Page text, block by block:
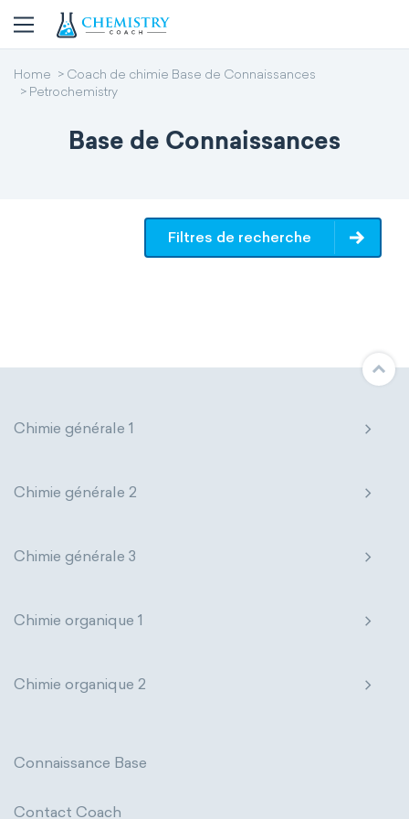
Home
Coach de chimie Base de Connaissances
Petrochemistry
Base de Connaissances
Filtres de recherche
Chimie générale 1
Chimie générale 2
Chimie générale 3
Chimie organique 1
Chimie organique 2
Connaissance Base
Contact Coach